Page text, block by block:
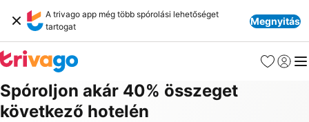
A trivago app még több spórolási lehetőséget
tartogat
Megnyitás
Kedvencek
Spóroljon akár 40% összeget
következő hotelén